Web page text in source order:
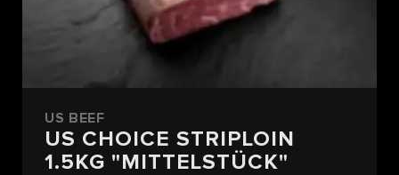
US BEEF
US CHOICE STRIPLOIN
1.5KG "MITTELSTÜCK"